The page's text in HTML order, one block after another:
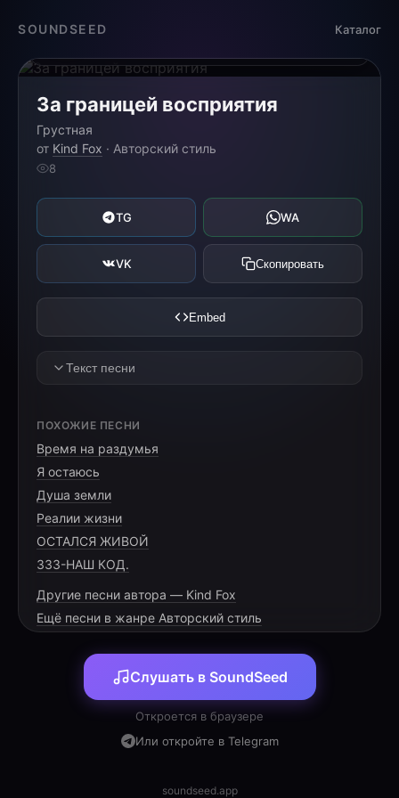
SOUNDSEED Каталог
За границей восприятия
Грустная
от Kind Fox · Авторский стиль
8
TG WA
VK Скопировать
Embed
Текст песни
Мир застыл в движеньи тел,
Только это — не предел.
Что ты видишь за чертой,
[PRE-CHORUS]
Тайны скрыты в глубине,
В предрассветной тишине.
Твой предел — лишь только сон,
ПОХОЖИЕ ПЕСНИ
Время на раздумья
Я остаюсь
Душа земли
Реалии жизни
ОСТАЛСЯ ЖИВОЙ
333-НАШ КОД.
Другие песни автора — Kind Fox
Ещё песни в жанре Авторский стиль
Слушать в SoundSeed
Откроется в браузере
Или откройте в Telegram
soundseed.app